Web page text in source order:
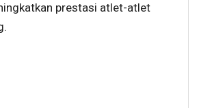
prestasi atlet-atlet